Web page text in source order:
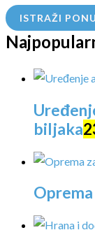
ISTRAŽI
biljaka